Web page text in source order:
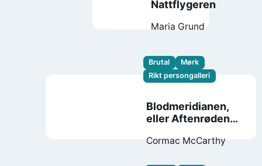
Nattflygeren
Maria Grund
Brutal
Mørk
Rikt persongalleri
Blodmeridianen,
eller Aftenrøden i
Cormac McCarthy